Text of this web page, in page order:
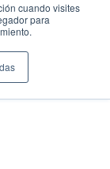
cuando visites
para
de